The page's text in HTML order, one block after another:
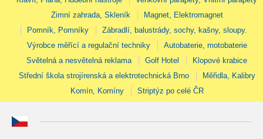
Zimní zahrada, Skleník
Magnet, Elektromagnet
Pomník, Pomníky
Zábradlí, balustrády, sochy, kašny, sloupy.
Výrobce měřící a regulační techniky
Autobaterie, motobaterie
Světelná a nesvětelná reklama
Golf Hotel
Klopové krabice
Střední škola strojírenská a elektrotechnická Brno
Měřidla, Kalibry
Komín, Komíny
Striptýz po celé ČR